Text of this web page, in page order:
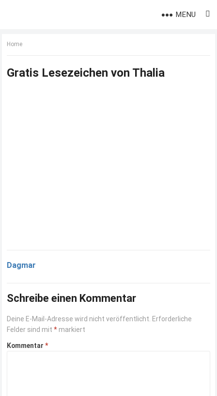
MENU
Home
Gratis Lesezeichen von Thalia
Dagmar
Schreibe einen Kommentar
Deine E-Mail-Adresse wird nicht veröffentlicht. Erforderliche
Felder sind mit* markiert
Kommentar*